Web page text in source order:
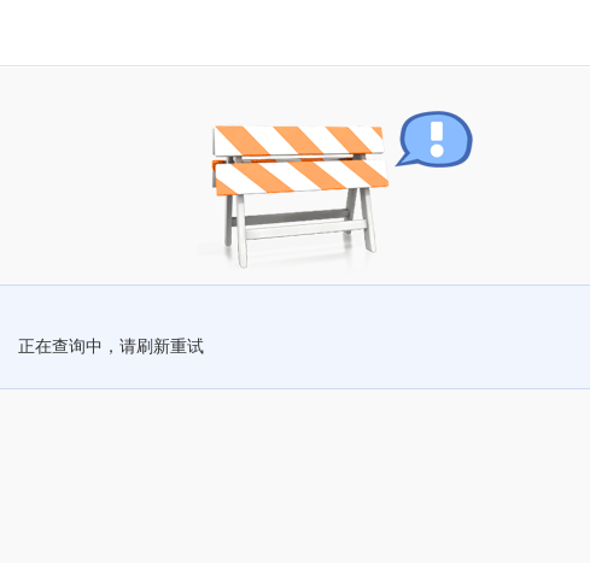
正在查询中，请刷新重试